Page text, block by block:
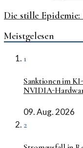
Die stille Epidemie:
Meistgelesen
1
Sanktionen im
NVIDIA-
09. Aug. 2026
2